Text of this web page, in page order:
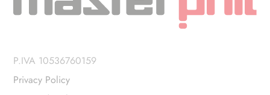
P.IVA 10536760159
Privacy Policy